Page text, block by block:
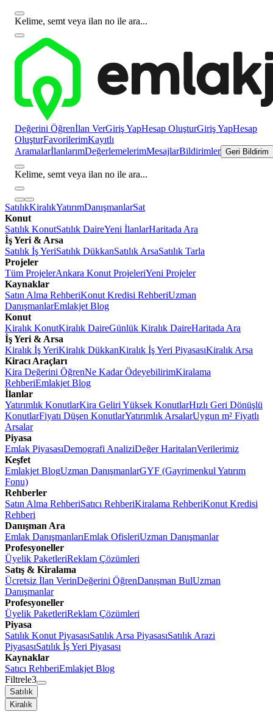
Kelime, semt veya ilan no ile ara...
Değerini Öğrenİlan VerGiriş YapHesap OluşturGiriş YapHesap
OluşturFavorilerimKayıtlı
AramalarİlanlarımDeğerlemelerimMesajlarBildirimler Geri Bildirim
Kelime, semt veya ilan no ile ara...
SatılıkKiralıkYatırımDanışmanlarSat
Konut
Satılık KonutSatılık DaireYeni İlanlarHaritada Ara
İş Yeri & Arsa
Satılık İş YeriSatılık DükkanSatılık ArsaSatılık Tarla
Projeler
Tüm ProjelerAnkara Konut ProjeleriYeni Projeler
Kaynaklar
Satın Alma RehberiKonut Kredisi RehberiUzman
DanışmanlarEmlakjet Blog
Konut
Kiralık KonutKiralık DaireGünlük Kiralık DaireHaritada Ara
İş Yeri & Arsa
Kiralık İş YeriKiralık DükkanKiralık İş Yeri PiyasasıKiralık Arsa
Kiracı Araçları
Kira Değerini ÖğrenNe Kadar ÖdeyebilirimKiralama
RehberiEmlakjet Blog
İlanlar
Yatırımlık KonutlarKira Geliri Yüksek KonutlarHızlı Geri Dönüşlü
KonutlarFiyatı Düşen KonutlarYatırımlık ArsalarUygun m² Fiyatlı
Arsalar
Piyasa
Emlak PiyasasıDemografi AnaliziDeğer HaritalarıVerilerimiz
Keşfet
Emlakjet BlogUzman DanışmanlarGYF (Gayrimenkul Yatırım
Fonu)
Rehberler
Satın Alma RehberiSatıcı RehberiKiralama RehberiKonut Kredisi
Rehberi
Danışman Ara
Emlak DanışmanlarıEmlak OfisleriUzman Danışmanlar
Profesyoneller
Üyelik PaketleriReklam Çözümleri
Satış & Kiralama
Ücretsiz İlan VerinDeğerini ÖğrenDanışman BulUzman
Danışmanlar
Profesyoneller
Üyelik PaketleriReklam Çözümleri
Piyasa
Satılık Konut PiyasasıSatılık Arsa PiyasasıSatılık Arazi
PiyasasıSatılık İş Yeri Piyasası
Kaynaklar
Satıcı RehberiEmlakjet Blog
Filtrele3
Satılık
Kiralık